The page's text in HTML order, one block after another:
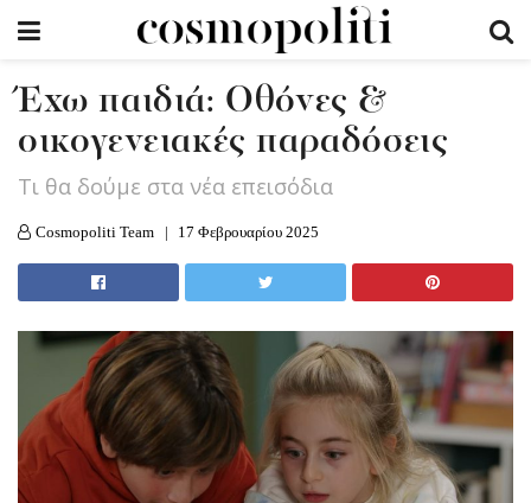
Έχω παιδιά: Οθόνες &
οικογενειακές παραδόσεις
Tι θα δούμε στα νέα επεισόδια
Cosmopoliti Team 17 Φεβρουαρίου 2025